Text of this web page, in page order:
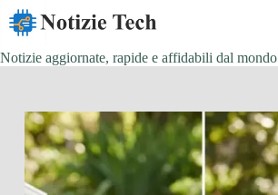
Salta
contenuto
Notizie aggiornate, rapide e affidabili dal mondo